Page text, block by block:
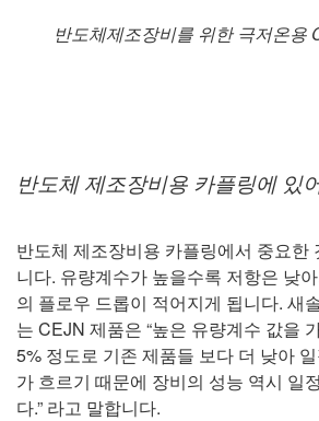
반도체제조장비를 위한 극저온용
반도체 제조장비용 카플링에 있
반도체 제조장비용 카플링에서 중요한
니다. 유량계수가 높을수록 저항은 낮
의 플로우 드롭이 적어지게 됩니다. 새
는 CEJN 제품은 “높은 유량계수 값을
5% 정도로 기존 제품들 보다 더 낮아
가 흐르기 때문에 장비의 성능 역시 일
다.” 라고 말합니다.